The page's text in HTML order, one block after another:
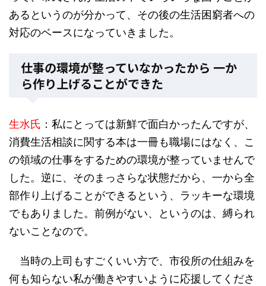
あるというのが分かって、その後の生活困窮者への
対応のベースになっていきました。
仕事の環境が整っていなかったから 一か
ら作り上げることができた
生水氏 ：私にとっては新鮮で面白かったんですが、
消費生活相談に関する本は一冊も職場にはなく、こ
の領域の仕事をするための環境が整っていませんで
した。逆に、そのまっさらな状態だから、一から全
部作り上げることができるという、ラッキーな環境
でもありました。前例がない、というのは、縛られ
ないことなので。
当時の上司もすごくいい方で、市役所の仕組みを
何も知らない私が働きやすいように応援してくださ